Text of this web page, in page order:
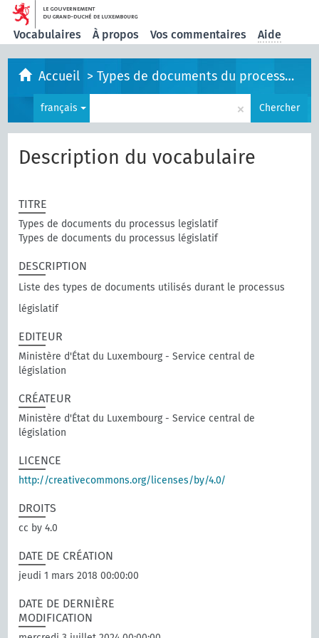
Vocabulaires À propos Vos commentaires Aide
Accueil >Types de documents du processus legislatif
français × Chercher
Description du vocabulaire
TITRE
Types de documents du processus legislatif
Types de documents du processus législatif
DESCRIPTION
Liste des types de documents utilisés durant le processus
législatif
EDITEUR
Ministère d'État du Luxembourg - Service central de
législation
CRÉATEUR
Ministère d'État du Luxembourg - Service central de
législation
LICENCE
http://creativecommons.org/licenses/by/4.0/
DROITS
cc by 4.0
DATE DE CRÉATION
jeudi 1 mars 2018 00:00:00
DATE DE DERNIÈRE
MODIFICATION